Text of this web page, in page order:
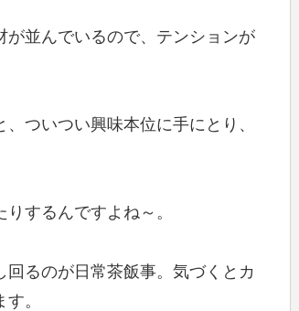
が並んでいるので、テンションが
ついつい興味本位に手にとり、
するんですよね～。
るのが日常茶飯事。気づくとカ
。